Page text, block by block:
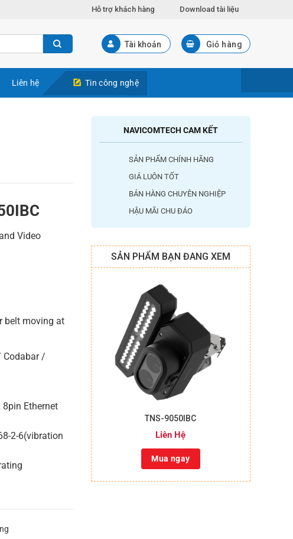
Hỗ trợ khách hàng Download tài liệu
Tài khoản Giỏ hàng
Liên hệ Tin công nghệ
NAVICOMTECH CAM KẾT
SẢN PHẨM CHÍNH HÃNG
GIÁ LUÔN TỐT
BÁN HÀNG CHUYÊN NGHIỆP
HẬU MÃI CHU ĐÁO
SẢN PHẨM BẠN ĐANG XEM
TNS-9050IBC
Liên Hệ
Mua ngay
Video
belt moving at
Codabar /
8pin Ethernet
2-6(vibration